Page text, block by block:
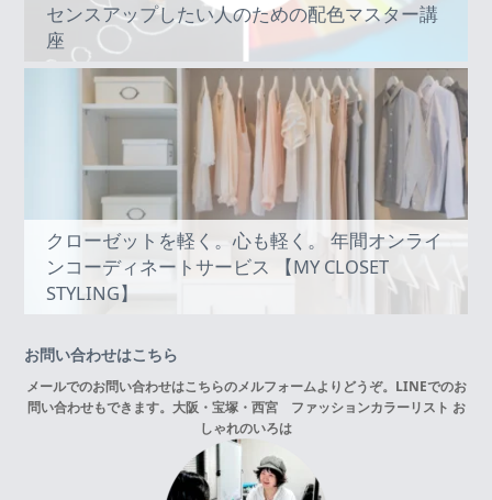
センスアップしたい人のための配色マスター講
座
クローゼットを軽く。心も軽く。 年間オンライ
ンコーディネートサービス 【MY CLOSET
STYLING】
お問い合わせはこちら
メールでのお問い合わせはこちらのメルフォームよりどうぞ。LINEでのお
問い合わせもできます。 大阪・宝塚・西宮 ファッションカラーリスト お
しゃれのいろは